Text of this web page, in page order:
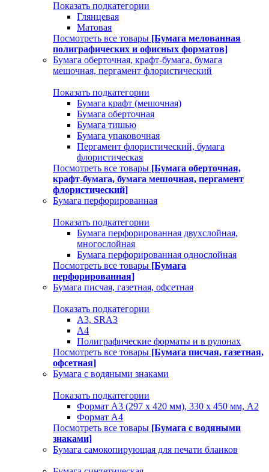
Показать подкатегории
Глянцевая
Матовая
Посмотреть все товары [Бумага мелованная
полиграфических и офисных форматов]
Бумага оберточная, крафт-бумага, бумага
мешочная, пергамент флористический
Показать подкатегории
Бумага крафт (мешочная)
Бумага оберточная
Бумага тишью
Бумага упаковочная
Пергамент флористический, бумага
флористическая
Посмотреть все товары [Бумага оберточная,
крафт-бумага, бумага мешочная, пергамент
флористический]
Бумага перфорированная
Показать подкатегории
Бумага перфорированная двухслойная,
многослойная
Бумага перфорированная однослойная
Посмотреть все товары [Бумага
перфорированная]
Бумага писчая, газетная, офсетная
Показать подкатегории
А3, SRA3
А4
Полиграфические форматы и в рулонах
Посмотреть все товары [Бумага писчая, газетная,
офсетная]
Бумага с водяными знаками
Показать подкатегории
Формат А3 (297 х 420 мм), 330 х 450 мм, А2
Формат А4
Посмотреть все товары [Бумага с водяными
знаками]
Бумага самокопирующая для печати бланков